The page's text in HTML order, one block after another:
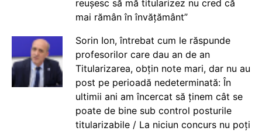
reușesc să mă titularizez nu cred că
mai rămân în învățământ”
Sorin Ion, întrebat cum le răspunde
profesorilor care dau an de an
Titularizarea, obțin note mari, dar nu au
post pe perioadă nedeterminată: În
ultimii ani am încercat să ținem cât se
poate de bine sub control posturile
titularizabile / La niciun concurs nu poți